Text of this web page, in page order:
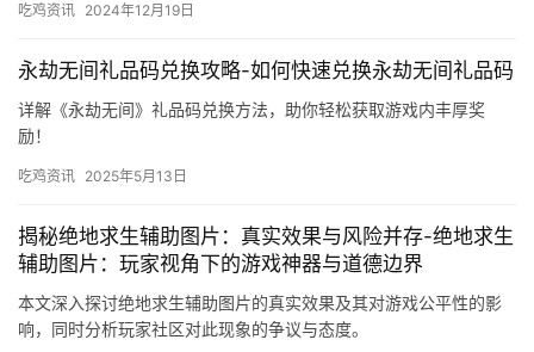
吃鸡资讯 2024年12月19日
永劫无间礼品码兑换攻略-如何快速兑换永劫无间礼品码
详解《永劫无间》礼品码兑换方法，助你轻松获取游戏内丰厚奖
励！
吃鸡资讯 2025年5月13日
揭秘绝地求生辅助图片：真实效果与风险并存-绝地求生
辅助图片：玩家视角下的游戏神器与道德边界
本文深入探讨绝地求生辅助图片的真实效果及其对游戏公平性的影
响，同时分析玩家社区对此现象的争议与态度。